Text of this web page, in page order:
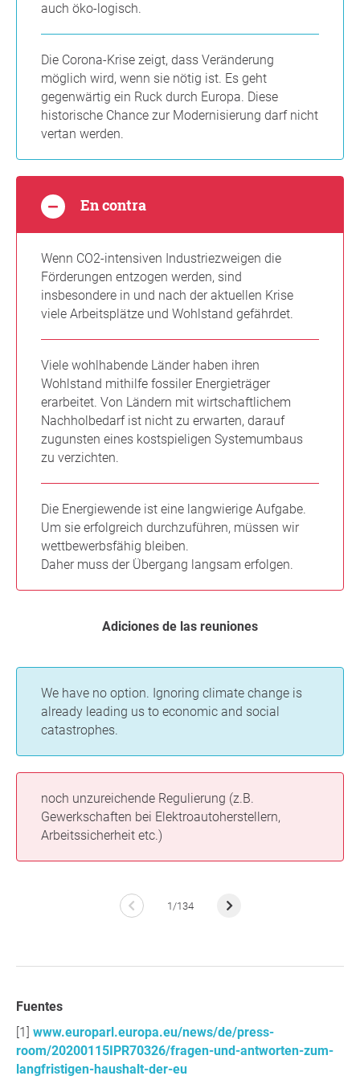
auch öko-logisch.
Die Corona-Krise zeigt, dass Veränderung
möglich wird, wenn sie nötig ist. Es geht
gegenwärtig ein Ruck durch Europa. Diese
historische Chance zur Modernisierung darf nicht
vertan werden.
En contra
Wenn CO2-intensiven Industriezweigen die
Förderungen entzogen werden, sind
insbesondere in und nach der aktuellen Krise
viele Arbeitsplätze und Wohlstand gefährdet.
Viele wohlhabende Länder haben ihren
Wohlstand mithilfe fossiler Energieträger
erarbeitet. Von Ländern mit wirtschaftlichem
Nachholbedarf ist nicht zu erwarten, darauf
zugunsten eines kostspieligen Systemumbaus
zu verzichten.
Die Energiewende ist eine langwierige Aufgabe.
Um sie erfolgreich durchzuführen, müssen wir
wettbewerbsfähig bleiben.
Daher muss der Übergang langsam erfolgen.
Adiciones de las reuniones
We have no option. Ignoring climate change is
already leading us to economic and social
catastrophes.
noch unzureichende Regulierung (z.B.
Gewerkschaften bei Elektroautoherstellern,
Arbeitssicherheit etc.)
1/134
Fuentes
www.europarl.europa.eu/news/de/press-
room/20200115IPR70326/fragen-und-antworten-zum-
langfristigen-haushalt-der-eu